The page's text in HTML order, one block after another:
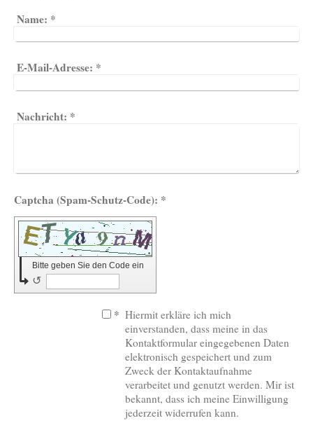
Name: *
E-Mail-Adresse: *
Nachricht: *
Captcha (Spam-Schutz-Code): *
Bitte geben Sie den Code ein
↺
* Hiermit erkläre ich mich
einverstanden, dass meine in das
Kontaktformular eingegebenen Daten
elektronisch gespeichert und zum
Zweck der Kontaktaufnahme
verarbeitet und genutzt werden. Mir ist
bekannt, dass ich meine Einwilligung
jederzeit widerrufen kann.